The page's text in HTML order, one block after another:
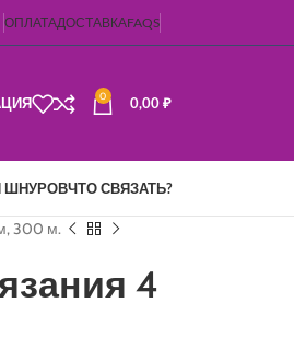
ОПЛАТАДОСТАВКАFAQS
0 0,00₽
ШНУРОВЧТО СВЯЗАТЬ?
300 м.
4